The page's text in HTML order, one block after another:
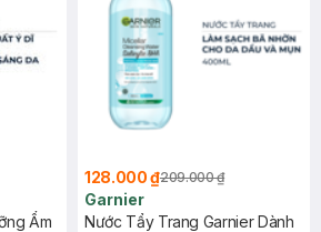
Ẩm
128.000 ₫209.000 ₫
Garnier
Nước Tẩy Trang Garnier Dành